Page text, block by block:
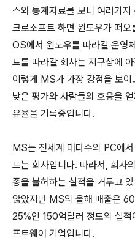
스와 통계자료를 보니 여러가지
크로소프트 하면 윈도우가 떠
OS에서 윈도우를 따라갈 운영
트를 따라갈 회사는 지구상에
이렇게 MS가 가장 강점을 보
낮은 평가와 사람들의 호응을
유율을 기록중입니다.
MS는 전세계 대다수의 PC에
드는 회사입니다. 따라서, 회사
종을 불허하는 실적을 거두고
않았지만 MS의 올해 매출은
25%인 150억달러 정도의 실적
프트웨어 기업입니다.